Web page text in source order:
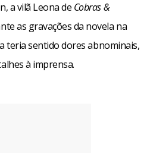
a vilã Leona de Cobras &
as gravações da novela na
teria sentido dores abnominais,
à imprensa.